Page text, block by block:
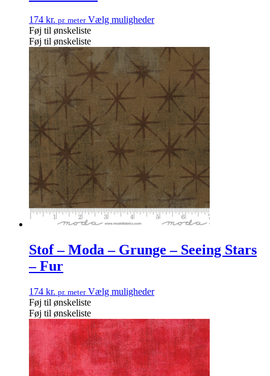
174 kr. pr. meter Vælg muligheder
Føj til ønskeliste
Føj til ønskeliste
Stof – Moda – Grunge – Seeing Stars
– Fur
174 kr. pr. meter Vælg muligheder
Føj til ønskeliste
Føj til ønskeliste